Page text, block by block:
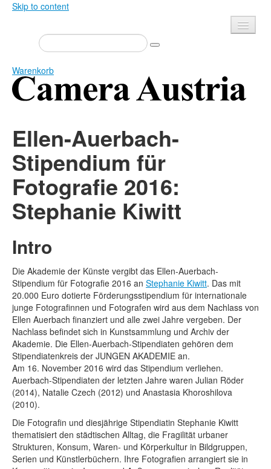
Skip to content
Presse
Veranstaltungen
Newsletter
Ausschreibungen
Shop
Datenschutz
Mediadaten
Warenkorb
Zeitschrift
Ausstellungen
Bücher
Edition
Bibliothek
Camera Austria Preis
Rechtliche Informationen
Ellen-Auerbach-
Stipendium für
Fotografie 2016:
Stephanie Kiwitt
Intro
Die Akademie der Künste vergibt das Ellen-Auerbach-
Stipendium für Fotografie 2016 an Stephanie Kiwitt. Das mit
20.000 Euro dotierte Förderungsstipendium für internationale
junge Fotografinnen und Fotografen wird aus dem Nachlass von
Ellen Auerbach finanziert und alle zwei Jahre vergeben. Der
Nachlass befindet sich in Kunstsammlung und Archiv der
Akademie. Die Ellen-Auerbach-Stipendiaten gehören dem
Stipendiatenkreis der JUNGEN AKADEMIE an.
Am 16. November 2016 wird das Stipendium verliehen.
Auerbach-Stipendiaten der letzten Jahre waren Julian Röder
(2014), Natalie Czech (2012) und Anastasia Khoroshilova
(2010).
Die Fotografin und diesjährige Stipendiatin Stephanie Kiwitt
thematisiert den städtischen Alltag, die Fragilität urbaner
Strukturen, Konsum, Waren- und Körperkultur in Bildgruppen,
Serien und Künstlerbüchern. Ihre Fotografien arrangiert sie in